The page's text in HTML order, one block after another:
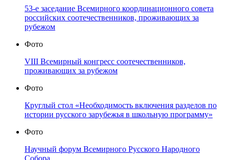
53-е заседание Всемирного координационного совета
российских соотечественников, проживающих за
рубежом
Фото
VIII Всемирный конгресс соотечественников,
проживающих за рубежом
Фото
Круглый стол «Необходимость включения разделов по
истории русского зарубежья в школьную программу»
Фото
Научный форум Всемирного Русского Народного